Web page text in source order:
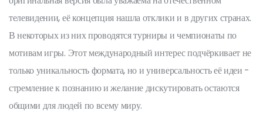
телевидении, её концепция нашла отклики и в других странах.
В некоторых из них проводятся турниры и чемпионаты по
мотивам игры. Этот международный интерес подчёркивает не
только уникальность формата, но и универсальность её идеи -
стремление к познанию и желание дискутировать остаются
общими для людей по всему миру.